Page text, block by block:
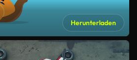
Herunterladen